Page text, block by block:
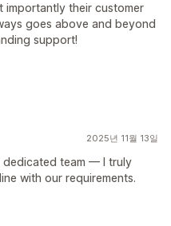
importantly their customer
goes above and beyond
support!
2025년 11월 13일
dedicated team — I truly
with our requirements.